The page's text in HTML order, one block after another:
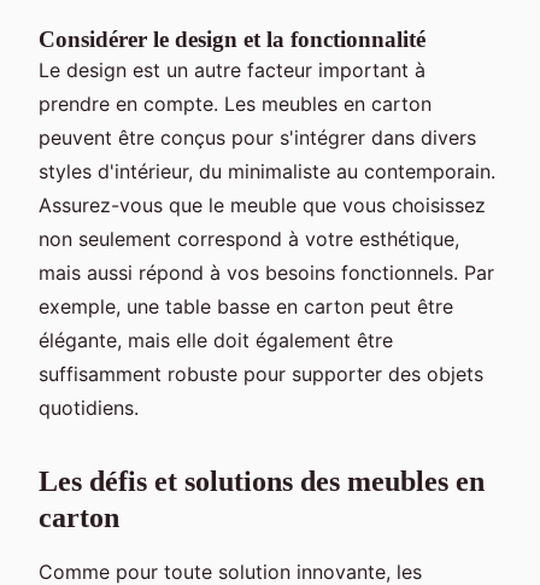
Considérer le design et la fonctionnalité
Le design est un autre facteur important à
prendre en compte. Les meubles en carton
peuvent être conçus pour s'intégrer dans divers
styles d'intérieur, du minimaliste au contemporain.
Assurez-vous que le meuble que vous choisissez
non seulement correspond à votre esthétique,
mais aussi répond à vos besoins fonctionnels. Par
exemple, une table basse en carton peut être
élégante, mais elle doit également être
suffisamment robuste pour supporter des objets
quotidiens.
Les défis et solutions des meubles en
carton
Comme pour toute solution innovante, les